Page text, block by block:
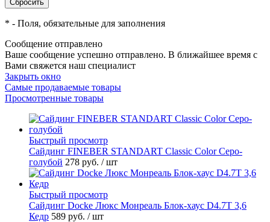
* - Поля, обязательные для заполнения
Сообщение отправлено
Ваше сообщение успешно отправлено. В ближайшее время с
Вами свяжется наш специалист
Закрыть окно
Самые продаваемые товары
Просмотренные товары
Быстрый просмотр
Cайдинг FINEBER STANDART Classic Color Серо-
голубой 278 руб. / шт
Быстрый просмотр
Сайдинг Docke Люкс Монреаль Блок-хаус D4.7T 3,6
Кедр 589 руб. / шт